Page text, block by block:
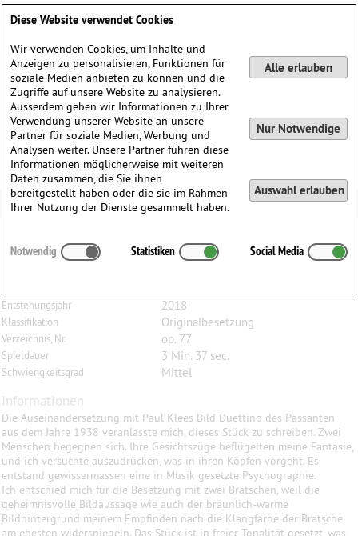
Duettino, op. 77, für zwei Bratschen
Entstehungsjahr 2018
Klassifikation Originalbesetzung
Verzeichnis, Nr. op. 77
Spieldauer 3 Min. 37 sec.
Schwierigkeitsgrad Mittel
Informationen
Die Auseinandersetzung mit Paul Klees Bild Duettino des Passanten
aus dem Jahre 1938 veranlasste mich, dieses Stück zu schreiben. Zwei
Menschen begegnen sich. Ihre Gesichtszüge beflügelten meine Fantasie,
und ich versuchte auszudrücken, was in ihren Köpfen vorgeht. Es
entstand gewissermassen eine in Musik gesetzte Psychographie.
Ich entschied mich für die Besetzung mit zwei Bratschen, weil die
geheimnisvolle Bildaussage wie auch der bräunlich-warme
Bildhintergrund meinem Empfinden nach die Klangfarbe der Bratsche
am ehesten widerspiegeln. Das Stück ist in freier Tonalität gesetzt, was
Diese Website verwendet Cookies
Wir verwenden Cookies, um Inhalte und
Anzeigen zu personalisieren, Funktionen für
soziale Medien anbieten zu können und die
Zugriffe auf unsere Website zu analysieren.
Ausserdem geben wir Informationen zu Ihrer
Verwendung unserer Website an unsere
Partner für soziale Medien, Werbung und
Analysen weiter. Unsere Partner führen diese
Informationen möglicherweise mit weiteren
Daten zusammen, die Sie ihnen
bereitgestellt haben oder die sie im Rahmen
Ihrer Nutzung der Dienste gesammelt haben.
Alle erlauben
Nur Notwendige
Auswahl erlauben
Notwendig Statistiken Social Media